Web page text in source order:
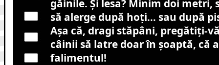
găinile. Și lesa? Minim doi metri,
să alerge după hoți… sau după
Așa că, dragi stăpâni, pregătiți-
câinii să latre doar în șoaptă, că
falimentul!